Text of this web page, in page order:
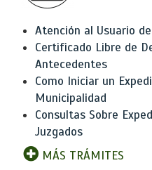
Atención al Usuario
Certificado Libre de
Antecedentes
Como Iniciar un
Municipalidad
Consultas Sobre
Juzgados
MÁS TRÁMITES